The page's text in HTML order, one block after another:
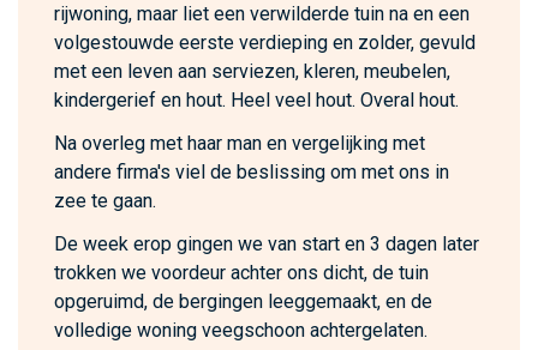
rijwoning, maar liet een verwilderde tuin na en een
volgestouwde eerste verdieping en zolder, gevuld
met een leven aan serviezen, kleren, meubelen,
kindergerief en hout. Heel veel hout. Overal hout.
Na overleg met haar man en vergelijking met
andere firma's viel de beslissing om met ons in
zee te gaan.
De week erop gingen we van start en 3 dagen later
trokken we voordeur achter ons dicht, de tuin
opgeruimd, de bergingen leeggemaakt, en de
volledige woning veegschoon achtergelaten.